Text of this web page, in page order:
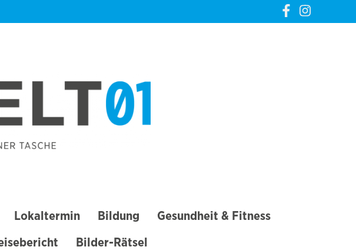
Lokaltermin Bildung Gesundheit & Fitness
Bilder-Rätsel